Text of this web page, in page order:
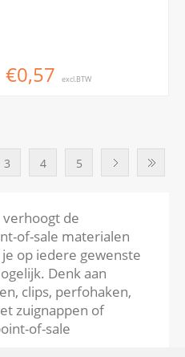
de
of-sale materialen
op iedere gewenste
Denk aan
clips, perfohaken,
zuignappen of
of-sale
€0,57 excl.BTW
3 4 5